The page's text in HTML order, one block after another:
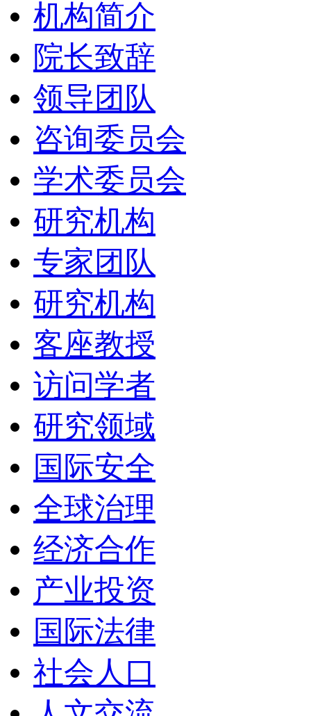
机构简介
院长致辞
领导团队
咨询委员会
学术委员会
研究机构
专家团队
研究机构
客座教授
访问学者
研究领域
国际安全
全球治理
经济合作
产业投资
国际法律
社会人口